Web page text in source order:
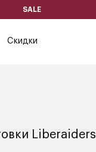
SALE
Скидки
Liberaiders